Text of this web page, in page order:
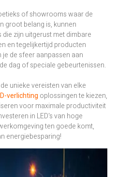
of showrooms waar de
groot belang is, kunnen
zijn uitgerust met dimbare
en tegelijkertijd producten
de sfeer aanpassen aan
dag of speciale gebeurtenissen.
unieke vereisten van elke
verlichting oplossingen te kiezen,
voor maximale productiviteit
in LED's van hoge
ten goede komt,
energiebesparing!